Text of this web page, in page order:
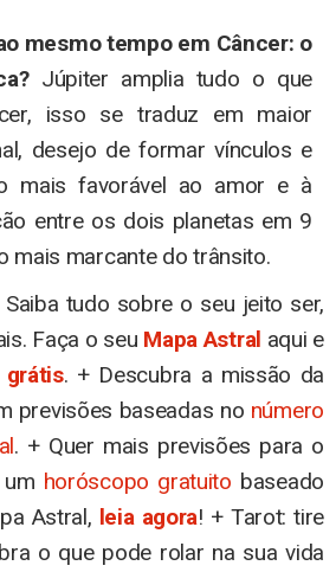
mesmo tempo em Câncer: o
Júpiter amplia tudo o que
isso se traduz em maior
desejo de formar vínculos e
mais favorável ao amor e à
entre os dois planetas em 9
mais marcante do trânsito.
tudo sobre o seu jeito ser,
Faça o seu Mapa Astral aqui e
grátis. + Descubra a missão da
previsões baseadas no número
. + Quer mais previsões para o
horóscopo gratuito baseado
Astral, leia agora! + Tarot: tire
o que pode rolar na sua vida